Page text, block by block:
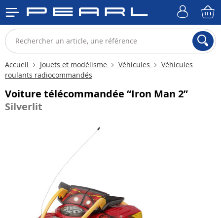
Accueil Jouets et modélisme Véhicules
Véhicules
roulants radiocommandés
Voiture télécommandée “Iron Man 2”
Silverlit